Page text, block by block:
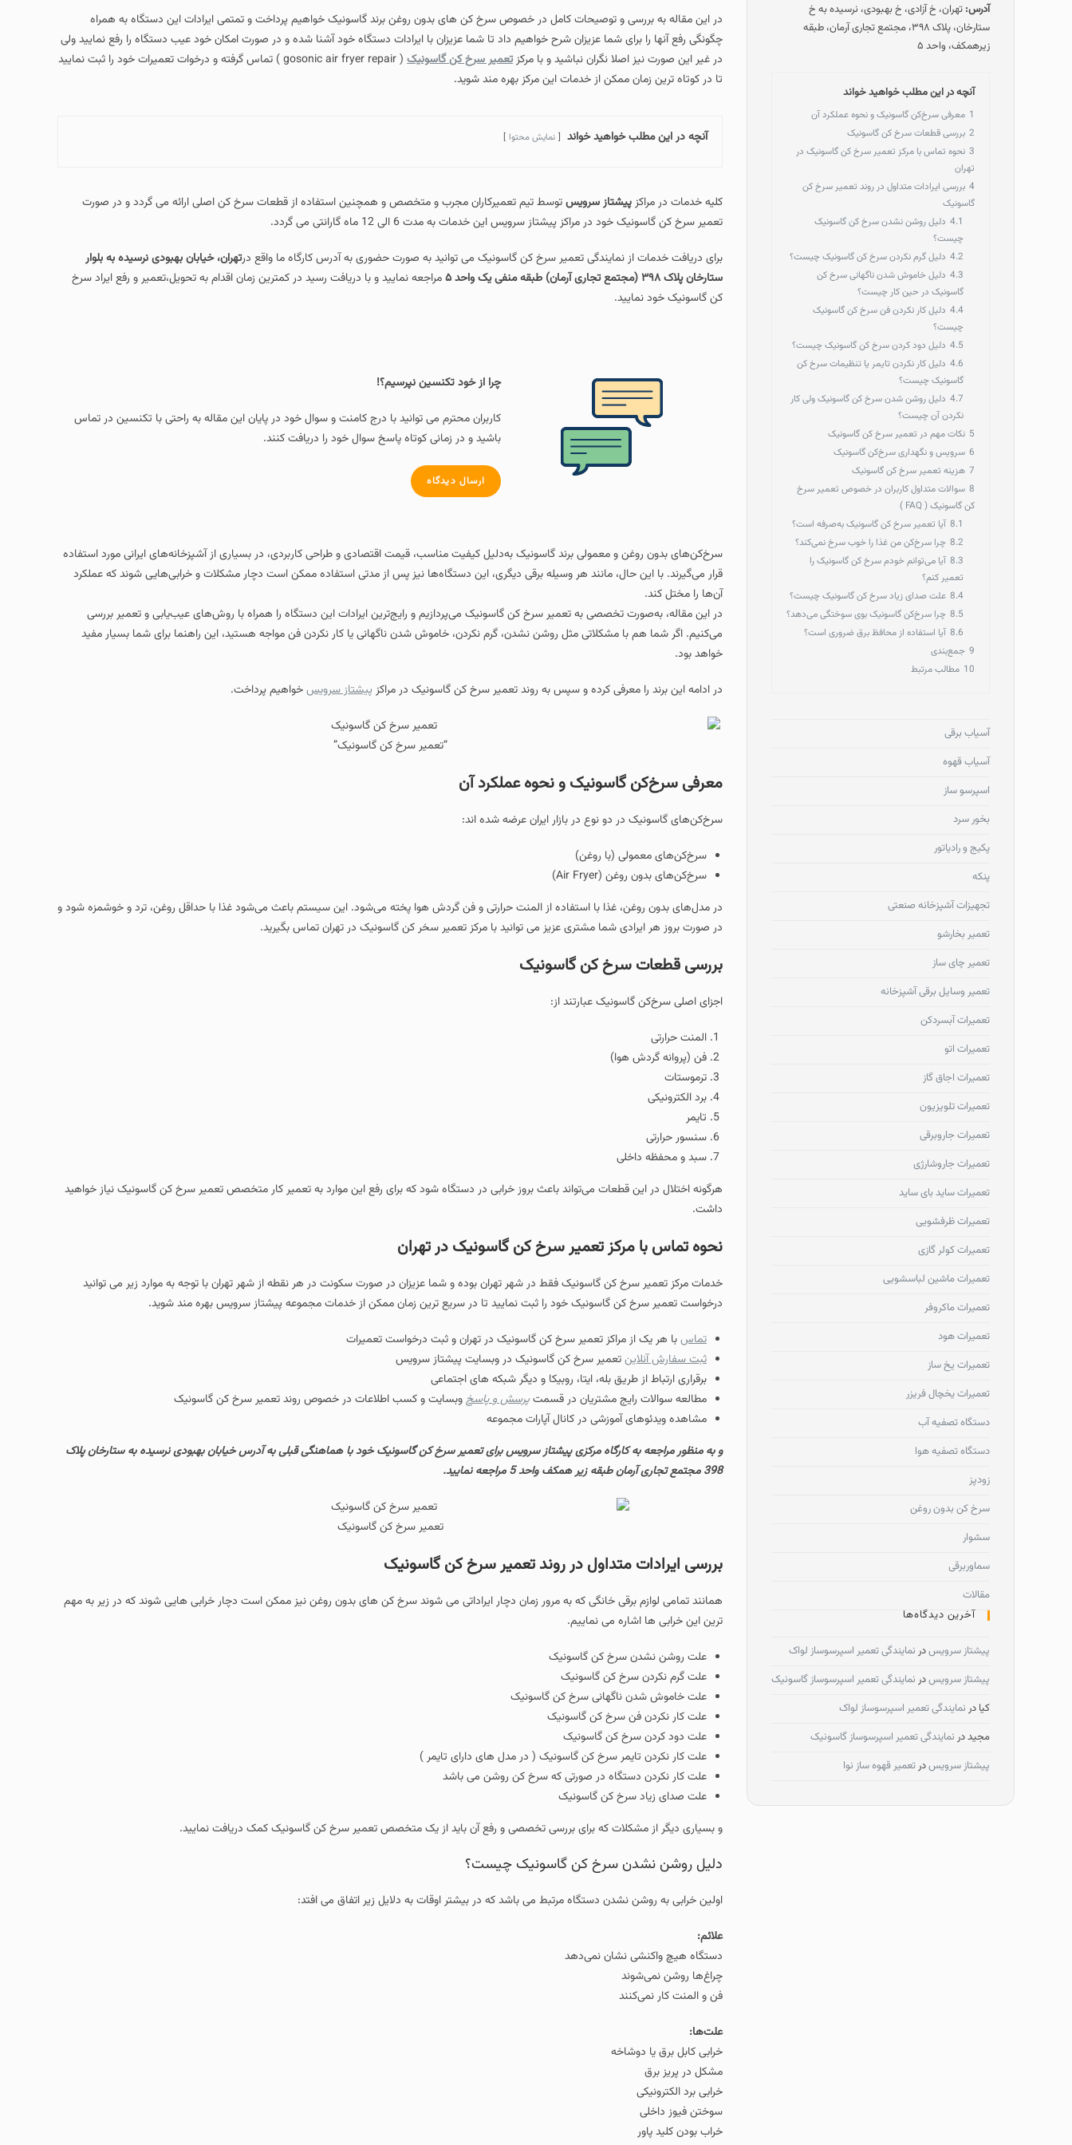
در این مقاله به بررسی و توصیحات کامل در خصوص سرخ کن های بدون روغن برند گاسونیک خواهیم پرداخت و تمتمی ایرادات این دستگاه به همراه
چگونگی رفع آنها را برای شما عزیزان شرح خواهیم داد تا شما عزیزان با ایرادات دستگاه خود آشنا شده و در صورت امکان خود عیب دستگاه را رفع نمایید ولی
در غیر این صورت نیز اصلا نگران نباشید و با مرکزتعمیر سرخ کن گاسونیک
( gosonic air fryer repair ) تماس گرفته و درخوات تعمیرات خود را ثبت نمایید
تا در کوتاه ترین زمان ممکن از خدمات این مرکز بهره مند شوید.
آنچه در این مطلب خواهید خواند نمایش محتوا
کلیه خدمات در مراکزپیشتاز سرویستوسط تیم تعمیرکاران مجرب و متخصص و همچنین استفاده از قطعات سرخ کن اصلی ارائه می گردد و در صورت
تعمیر سرخ کن گاسونیک خود در مراکز پیشتاز سرویس این خدمات به مدت 6 الی 12 ماه گارانتی می گردد.
برای دریافت خدمات از نمایندگی تعمیر سرخ کن گاسونیک می توانید به صورت حضوری به آدرس کارگاه ما واقع درتهران، خیابان بهبودی نرسیده به بلوار
ستارخان پلاک ۳۹۸ (مجتمع تجاری آرمان) طبقه منفی یک واحد ۵
مراجعه نمایید و با دریافت رسید در کمترین زمان اقدام به تحویل،تعمیر و رفع ایراد سرخ
کن گاسونیک خود نمایید.
چرا از خود تکنسین نپرسیم؟!
کاربران محترم می توانید با درج کامنت و سوال خود در پایان این مقاله به راحتی با تکنسین در تماس
باشید و در زمانی کوتاه پاسخ سوال خود را دریافت کنند.
ارسال دیدگاه
سرخ‌کن‌های بدون روغن و معمولی برند گاسونیک به‌دلیل کیفیت مناسب، قیمت اقتصادی و طراحی کاربردی، در بسیاری از آشپزخانه‌های ایرانی مورد استفاده
قرار می‌گیرند. با این حال، مانند هر وسیله برقی دیگری، این دستگاه‌ها نیز پس از مدتی استفاده ممکن است دچار مشکلات و خرابی‌هایی شوند که عملکرد
آن‌ها را مختل کند.
در این مقاله، به‌صورت تخصصی به تعمیر سرخ‌ کن گاسونیک می‌پردازیم و رایج‌ترین ایرادات این دستگاه را همراه با روش‌های عیب‌یابی و تعمیر بررسی
می‌کنیم. اگر شما هم با مشکلاتی مثل روشن نشدن، گرم نکردن، خاموش شدن ناگهانی یا کار نکردن فن مواجه هستید، این راهنما برای شما بسیار مفید
خواهد بود.
در ادامه این برند را معرفی کرده و سپس به روند تعمیر سرخ کن گاسونیک در مراکز پیشتاز سرویسخواهیم پرداخت.
“تعمیر سرخ کن گاسونیک”
معرفی سرخ‌کن گاسونیک و نحوه عملکرد آن
سرخ‌کن‌های گاسونیک در دو نوع در بازار ایران عرضه شده اند:
سرخ‌کن‌های معمولی (با روغن)
سرخ‌کن‌های بدون روغن (Air Fryer)
در مدل‌های بدون روغن، غذا با استفاده از المنت حرارتی و فن گردش هوا پخته می‌شود. این سیستم باعث می‌شود غذا با حداقل روغن، ترد و خوشمزه شود و
در صورت بروز هر ایرادی شما مشتری عزیز می توانید با مرکز تعمیر سخر کن گاسونیک در تهران تماس بگیرید.
بررسی قطعات سرخ کن گاسونیک
اجزای اصلی سرخ‌کن گاسونیک عبارتند از:
المنت حرارتی
فن (پروانه گردش هوا)
ترموستات
برد الکترونیکی
تایمر
سنسور حرارتی
سبد و محفظه داخلی
هرگونه اختلال در این قطعات می‌تواند باعث بروز خرابی در دستگاه شود که برای رفع این موارد به تعمیر کار متخصص تعمیر سرخ کن گاسونیک نیاز خواهید
داشت.
نحوه تماس با مرکز تعمیر سرخ کن گاسونیک در تهران
خدمات مرکز تعمیر سرخ کن گاسونیک فقط در شهر تهران بوده و شما عزیزان در صورت سکونت در هر نقطه از شهر تهران با توجه به موارد زیر می توانید
درخواست تعمیر سرخ کن گاسونیک خود را ثبت نمایید تا در سریع ترین زمان ممکن از خدمات مجموعه پیشتاز سرویس بهره مند شوید.
تماسبا هر یک از مراکز تعمیر سرخ کن گاسونیک در تهران و ثبت درخواست تعمیرات
ثبت سفارش آنلاینتعمیر سرخ کن گاسونیک در وبسایت پیشتاز سرویس
برقراری ارتباط از طریق بله، ایتا، روبیکا و دیگر شبکه های اجتماعی
مطالعه سوالات رایج مشتریان در قسمتپرسش و پاسخوبسایت و کسب اطلاعات در خصوص روند تعمیر سرخ کن گاسونیک
مشاهده ویدئوهای آموزشی در کانال آپارات مجموعه
و به منظور مراجعه به کارگاه مرکزی پیشتاز سرویس برای تعمیر سرخ کن گاسونیک خود با هماهنگی قبلی به آدرس خیابان بهبودی نرسیده به ستارخان پلاک
398 مجتمع تجاری آرمان طبقه زیر همکف واحد 5 مراجعه نمایید.
تعمیر سرخ کن گاسونیک
بررسی ایرادات متداول در روند تعمیر سرخ کن گاسونیک
همانند تمامی لوازم برقی خانگی که به مرور زمان دچار ایراداتی می شوند سرخ کن های بدون روغن نیز ممکن است دچار خرابی هایی شوند که در زیر به مهم
ترین این خرابی ها اشاره می نماییم.
علت روشن نشدن سرخ کن گاسونیک
علت گرم نکردن سرخ کن گاسونیک
علت خاموش شدن ناگهانی سرخ کن گاسونیک
علت کار نکردن فن سرخ کن گاسونیک
علت دود کردن سرخ کن گاسونیک
علت کار نکردن تایمر سرخ کن گاسونیک ( در مدل های دارای تایمر )
علت کار نکردن دستگاه در صورتی که سرخ کن روشن می باشد
علت صدای زیاد سرخ کن گاسونیک
و بسیاری دیگر از مشکلات که برای بررسی تخصصی و رفع آن باید از یک متخصص تعمیر سرخ کن گاسونیک کمک دریافت نمایید.
دلیل روشن نشدن سرخ کن گاسونیک چیست؟
اولین خرابی به روشن نشدن دستگاه مرتبط می باشد که در بیشتر اوقات به دلایل زیر اتفاق می افتد:
علائم:
دستگاه هیچ واکنشی نشان نمی‌دهد
چراغ‌ها روشن نمی‌شوند
فن و المنت کار نمی‌کنند
علت‌ها:
خرابی کابل برق یا دوشاخه
مشکل در پریز برق
خرابی برد الکترونیکی
سوختن فیوز داخلی
خراب بودن کلید پاور
آدرس: تهران، خ آزادی، خ بهبودی، نرسیده به خ
ستارخان، پلاک ۳۹۸، مجتمع تجاری آرمان، طبقه
زیرهمکف، واحد ۵
آنچه در این مطلب خواهید خواند
1 معرفی سرخ‌کن گاسونیک و نحوه عملکرد آن
2 بررسی قطعات سرخ کن گاسونیک
3 نحوه تماس با مرکز تعمیر سرخ کن گاسونیک در
تهران
4 بررسی ایرادات متداول در روند تعمیر سرخ کن
گاسونیک
4.1 دلیل روشن نشدن سرخ کن گاسونیک
چیست؟
4.2 دلیل گرم نکردن سرخ کن گاسونیک چیست؟
4.3 دلیل خاموش شدن ناگهانی سرخ کن
گاسونیک در حین کار چیست؟
4.4 دلیل کار نکردن فن سرخ کن گاسونیک
چیست؟
4.5 دلیل دود کردن سرخ کن گاسونیک چیست؟
4.6 دلیل کار نکردن تایمر یا تنظیمات سرخ کن
گاسونیک چیست؟
4.7 دلیل روشن شدن سرخ کن گاسونیک ولی کار
نکردن آن چیست؟
5 نکات مهم در تعمیر سرخ‌ کن گاسونیک
6 سرویس و نگهداری سرخ‌کن گاسونیک
7 هزینه تعمیر سرخ‌ کن گاسونیک
8 سوالات متداول کاربران در خصوص تعمیر سرخ
کن گاسونیک ( FAQ )
8.1 آیا تعمیر سرخ‌ کن گاسونیک به‌صرفه است؟
8.2 چرا سرخ‌کن من غذا را خوب سرخ نمی‌کند؟
8.3 آیا می‌توانم خودم سرخ کن گاسونیک را
تعمیر کنم؟
8.4 علت صدای زیاد سرخ کن گاسونیک چیست؟
8.5 چرا سرخ‌کن گاسونیک بوی سوختگی می‌دهد؟
8.6 آیا استفاده از محافظ برق ضروری است؟
9 جمع‌بندی
10 مطالب مرتبط
آسیاب برقی
آسیاب قهوه
اسپرسو ساز
بخور سرد
پکیج و رادیاتور
پنکه
تجهیزات آشپزخانه صنعتی
تعمیر بخارشو
تعمیر چای ساز
تعمیر وسایل برقی آشپزخانه
تعمیرات آبسردکن
تعمیرات اتو
تعمیرات اجاق گاز
تعمیرات تلویزیون
تعمیرات جاروبرقی
تعمیرات جاروشارژی
تعمیرات ساید بای ساید
تعمیرات ظرفشویی
تعمیرات کولر گازی
تعمیرات ماشین لباسشویی
تعمیرات ماکروفر
تعمیرات هود
تعمیرات یخ ساز
تعمیرات یخچال فریزر
دستگاه تصفیه آب
دستگاه تصفیه هوا
زودپز
سرخ کن بدون روغن
سشوار
سماوربرقی
مقالات
آخرین دیدگاه‌ها
پیشتاز سرویسدر نمایندگی تعمیر اسپرسوساز لواک
پیشتاز سرویسدر نمایندگی تعمیر اسپرسوساز گاسونیک
کیا در نمایندگی تعمیر اسپرسوساز لواک
مجیددر نمایندگی تعمیر اسپرسوساز گاسونیک
پیشتاز سرویسدرتعمیر قهوه ساز نوا